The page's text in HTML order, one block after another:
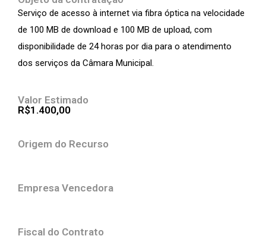
Serviço de acesso à internet via fibra óptica na velocidade
de 100 MB de download e 100 MB de upload, com
disponibilidade de 24 horas por dia para o atendimento
dos serviços da Câmara Municipal.
Valor Estimado
R$1.400,00
Origem do Recurso
Empresa Vencedora
Fiscal do Contrato